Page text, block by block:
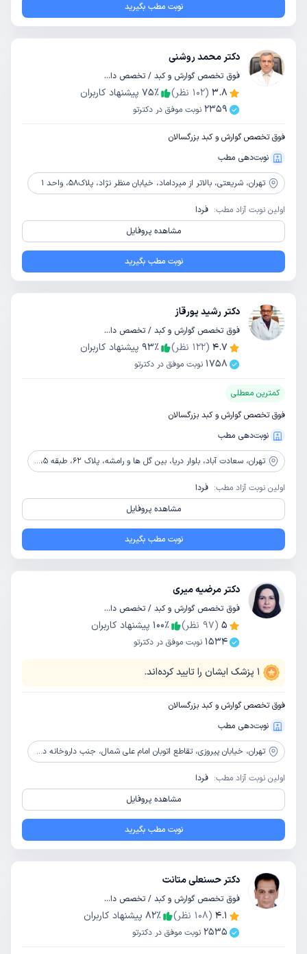
نوبت مطب بگیرید
دکتر محمد روشنی
فوق تخصص گوارش و کبد / تخصص داخلی
3.8
(
102 نظر) 75٪
پیشنهاد کاربران
2359 نوبت موفق در دکترتو
فوق تخصص گوارش و کبد بزرگسالان
نوبت‌دهی مطب
تهران، شریعتی، بالاتر از میرداماد، خیابان منظر نژاد، پلاک58، واحد 1
اولین نوبت آزاد مطب: فردا
مشاهده پروفایل
نوبت مطب بگیرید
دکتر رشید پورقاز
فوق تخصص گوارش و کبد / تخصص داخلی
4.7
(
122 نظر) 93٪
پیشنهاد کاربران
1758 نوبت موفق در دکترتو
کمترین معطلی
فوق تخصص گوارش و کبد بزرگسالان
نوبت‌دهی مطب
تهران، سعادت آباد، بلوار دریا، بین گل ها و رامشه، پلاک 62، طبقه 5، واحد 17
اولین نوبت آزاد مطب: فردا
مشاهده پروفایل
نوبت مطب بگیرید
دکتر مرضیه میری
فوق تخصص گوارش و کبد / تخصص داخلی
5
(
97 نظر) 100٪
پیشنهاد کاربران
1534 نوبت موفق در دکترتو
1 پزشک ایشان را تایید کرده‌اند.
فوق تخصص گوارش و کبد بزرگسالان
نوبت‌دهی مطب
تهران، خیابان پیروزی، تقاطع اتوبان امام علی شمال، جنب داروخانه دکتر آزاده طاعتی، ساختمان پزشکان شکیبا، طبقه دوم، واحد 6
اولین نوبت آزاد مطب: فردا
مشاهده پروفایل
نوبت مطب بگیرید
دکتر حسنعلی متانت
فوق تخصص گوارش و کبد / تخصص داخلی
4.1
(
108 نظر) 82٪
پیشنهاد کاربران
2535 نوبت موفق در دکترتو